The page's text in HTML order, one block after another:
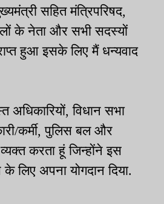
सहित मंत्रिपरिषद,
के नेता और सभी सदस्यों
हुआ इसके लिए मैं धन्यवाद
अधिकारियों, विधान सभा
कर्मी, पुलिस बल और
करता हूं जिन्होंने इस
लिए अपना योगदान दिया.